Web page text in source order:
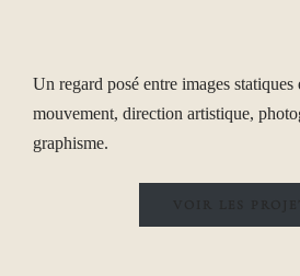
Un regard posé entre images statiques
mouvement, direction artistique,
graphisme.